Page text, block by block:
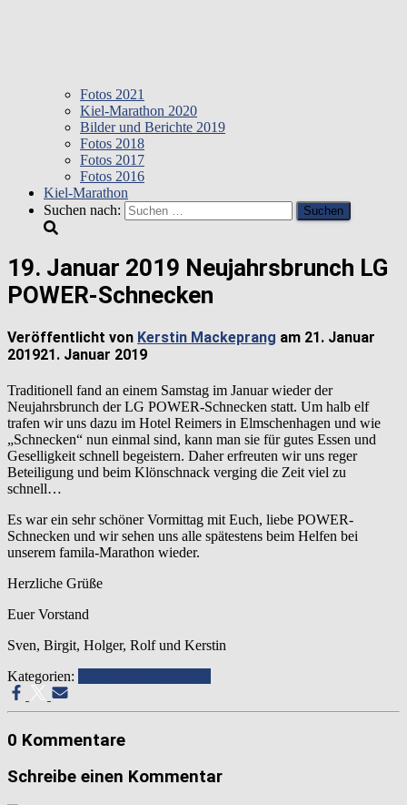
Fotos 2021
Kiel-Marathon 2020
Bilder und Berichte 2019
Fotos 2018
Fotos 2017
Fotos 2016
Kiel-Marathon
Suchen nach:
19. Januar 2019 Neujahrsbrunch LG
POWER-Schnecken
Veröffentlicht von Kerstin Mackeprang am 21. Januar
201921. Januar 2019
Traditionell fand an einem Samstag im Januar wieder der
Neujahrsbrunch der LG POWER-Schnecken statt. Um halb elf
trafen wir uns dazu im Hotel Reimers in Elmschenhagen und wie
„Schnecken“ nun einmal sind, kann man sie für gutes Essen und
Geselligkeit schnell begeistern. Daher erfreuten wir uns reger
Beteiligung und beim Klönschnack verging die Zeit viel zu
schnell…
Es war ein sehr schöner Vormittag mit Euch, liebe POWER-
Schnecken und wir sehen uns alle spätestens beim Helfen bei
unserem famila-Marathon wieder.
Herzliche Grüße
Euer Vorstand
Sven, Birgit, Holger, Rolf und Kerstin
Kategorien:
0 Kommentare
Schreibe einen Kommentar